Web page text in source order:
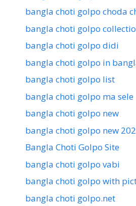
bangla choti golpo choda
bangla choti golpo
bangla choti golpo didi
bangla choti golpo in
bangla choti golpo list
bangla choti golpo ma sele
bangla choti golpo new
bangla choti golpo new
Bangla Choti Golpo Site
bangla choti golpo vabi
bangla choti golpo with
bangla choti golpo.net